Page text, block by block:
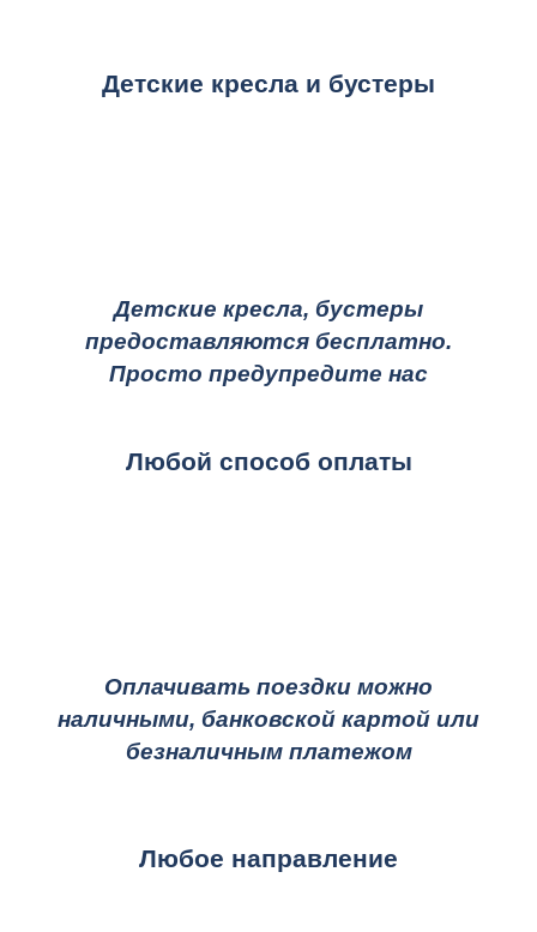
Детские кресла и бустеры
Детские кресла, бустеры
предоставляются бесплатно.
Просто предупредите нас
Любой способ оплаты
Оплачивать поездки можно
наличными, банковской картой или
безналичным платежом
Любое направление